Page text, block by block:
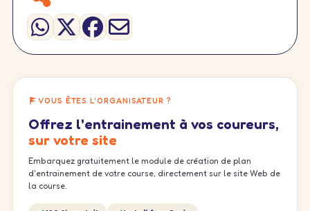
VOUS ÊTES L'ORGANISATEUR ?
Offrez l'entrainement à vos coureurs,
sur votre site
Embarquez gratuitement le module de création de plan
d'entrainement de votre course, directement sur le site Web de
la course.